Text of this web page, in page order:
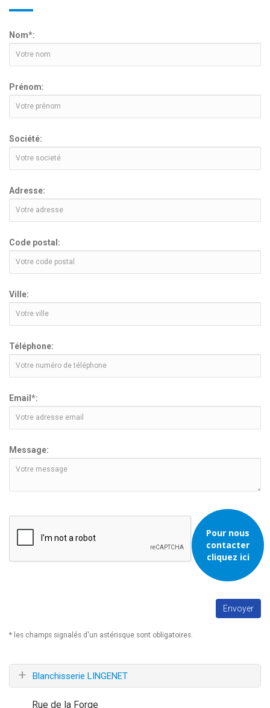
Nom*:
Prénom:
Société:
Adresse:
Code postal:
Ville:
Téléphone:
Email*:
Message:
* les champs signalés d'un astérisque sont obligatoires.
Blanchisserie LINGENET
+
Rue de la Forge
Pour nous
contacter
cliquez ici